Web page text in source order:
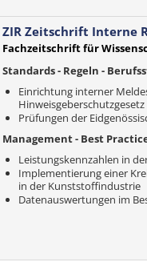
ZIR Zeitschrift Interne
Fachzeitschrift für
Standards - Regeln -
Einrichtung interner
Hinweisgeberschutzgesetz
Prüfungen der
Management - Best
Leistungskennzahlen in
Implementierung einer
in der Kunststoffindustrie
Datenauswertungen im